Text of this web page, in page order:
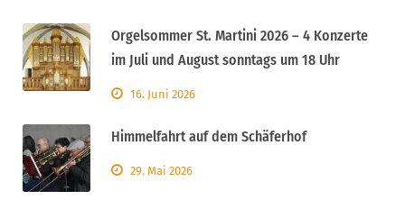
Orgelsommer St. Martini 2026 – 4 Konzerte
im Juli und August sonntags um 18 Uhr
16. Juni 2026
Himmelfahrt auf dem Schäferhof
29. Mai 2026